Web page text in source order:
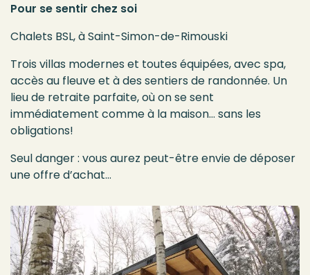
Pour se sentir chez soi
Chalets BSL, à Saint-Simon-de-Rimouski
Trois villas modernes et toutes équipées, avec spa,
accès au fleuve et à des sentiers de randonnée. Un
lieu de retraite parfaite, où on se sent
immédiatement comme à la maison… sans les
obligations!
Seul danger : vous aurez peut-être envie de déposer
une offre d’achat…